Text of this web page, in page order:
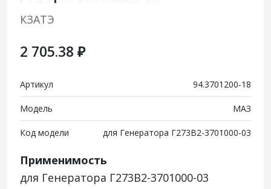
КЗАТЭ
2 705.38 ₽
Артикул 94.3701200-18
Модель МАЗ
Код модели для Генератора Г273В2-3701000-03
Применимость
для Генератора Г273В2-3701000-03